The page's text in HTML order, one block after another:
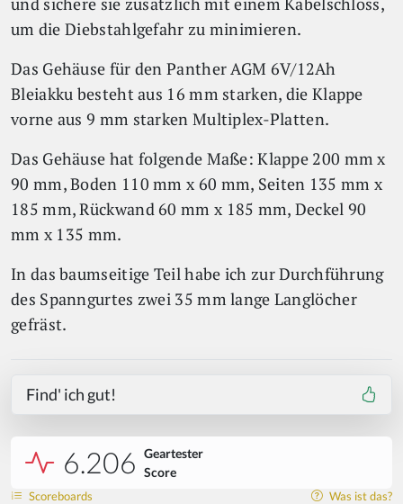
um die Diebstahlgefahr zu minimieren.
Das Gehäuse für den Panther AGM 6V/12Ah
Bleiakku besteht aus 16 mm starken, die Klappe
vorne aus 9 mm starken Multiplex-Platten.
Das Gehäuse hat folgende Maße: Klappe 200 mm x
90 mm, Boden 110 mm x 60 mm, Seiten 135 mm x
185 mm, Rückwand 60 mm x 185 mm, Deckel 90
mm x 135 mm.
In das baumseitige Teil habe ich zur Durchführung
des Spanngurtes zwei 35 mm lange Langlöcher
gefräst.
Find' ich gut!
6.206 Geartester
Score
Scoreboards Was ist das?